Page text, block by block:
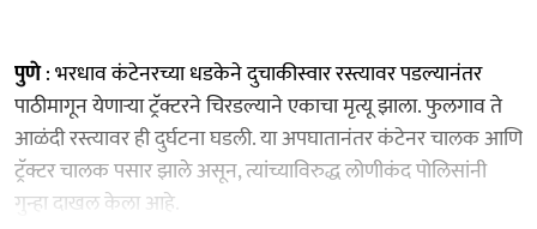
पुणे: भरधाव कंटेनरच्या धडकेने दुचाकीस्वार रस्त्यावर पडल्यानंतर
पाठीमागून येणाऱ्या ट्रॅक्टरने चिरडल्याने एकाचा मृत्यू झाला. फुलगाव ते
आळंदी रस्त्यावर ही दुर्घटना घडली. या अपघातानंतर कंटेनर चालक आणि
ट्रॅक्टर चालक पसार झाले असून, त्यांच्याविरुद्ध लोणीकंद पोलिसांनी
गुन्हा दाखल केला आहे.